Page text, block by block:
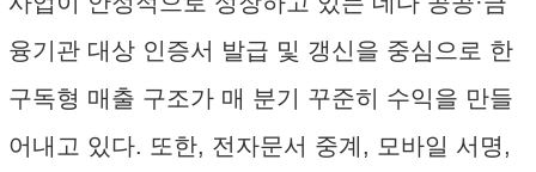
융기관 대상 인증서 발급 및 갱신을 중심으로 한
구독형 매출 구조가 매 분기 꾸준히 수익을 만들
어내고 있다. 또한, 전자문서 중계, 모바일 서명,